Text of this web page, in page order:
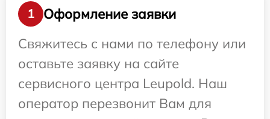
1
Оформление заявки
Свяжитесь с нами по телефону или
оставьте заявку на сайте
сервисного центра Leupold. Наш
оператор перезвонит Вам для